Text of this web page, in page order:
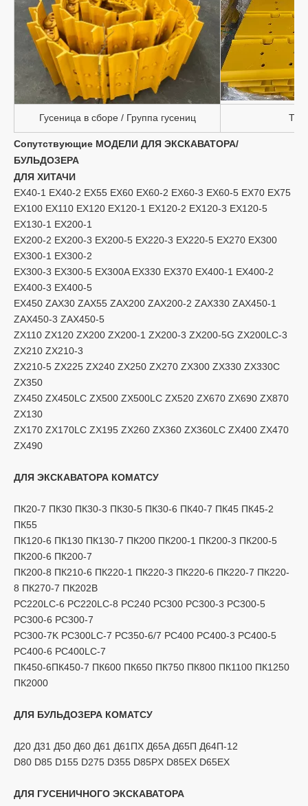
Гусеница в сборе / Группа гусениц
Сопутствующие МОДЕЛИ ДЛЯ ЭКСКАВАТОРА/
БУЛЬДОЗЕРА
ДЛЯ ХИТАЧИ
EX40-1 EX40-2 EX55 EX60 EX60-2 EX60-3 EX60-5 EX70 EX75
EX100 EX110 EX120 EX120-1 EX120-2 EX120-3 EX120-5
EX130-1 EX200-1
EX200-2 EX200-3 EX200-5 EX220-3 EX220-5 EX270 EX300
EX300-1 EX300-2
EX300-3 EX300-5 EX300A EX330 EX370 EX400-1 EX400-2
EX400-3 EX400-5
EX450 ZAX30 ZAX55 ZAX200 ZAX200-2 ZAX330 ZAX450-1
ZAX450-3 ZAX450-5
ZX110 ZX120 ZX200 ZX200-1 ZX200-3 ZX200-5G ZX200LC-3
ZX210 ZX210-3
ZX210-5 ZX225 ZX240 ZX250 ZX270 ZX300 ZX330 ZX330C
ZX350
ZX450 ZX450LC ZX500 ZX500LC ZX520 ZX670 ZX690 ZX870
ZX130
ZX170 ZX170LC ZX195 ZX260 ZX360 ZX360LC ZX400 ZX470
ZX490
ДЛЯ ЭКСКАВАТОРА КОМАТСУ
ПК20-7 ПК30 ПК30-3 ПК30-5 ПК30-6 ПК40-7 ПК45 ПК45-2
ПК55
ПК120-6 ПК130 ПК130-7 ПК200 ПК200-1 ПК200-3 ПК200-5
ПК200-6 ПК200-7
ПК200-8 ПК210-6 ПК220-1 ПК220-3 ПК220-6 ПК220-7 ПК220-
8 ПК270-7 ПК202B
PC220LC-6 PC220LC-8 PC240 PC300 PC300-3 PC300-5
PC300-6 PC300-7
PC300-7K PC300LC-7 PC350-6/7 PC400 PC400-3 PC400-5
PC400-6 PC400LC-7
ПК450-6ПК450-7 ПК600 ПК650 ПК750 ПК800 ПК1100 ПК1250
ПК2000
ДЛЯ БУЛЬДОЗЕРА КОМАТСУ
Д20 Д31 Д50 Д60 Д61 Д61ПХ Д65А Д65П Д64П-12
D80 D85 D155 D275 D355 D85PX D85EX D65EX
ДЛЯ ГУСЕНИЧНОГО ЭКСКАВАТОРА